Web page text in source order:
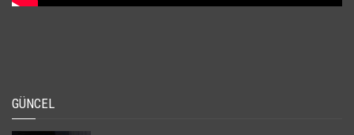
GÜNCEL